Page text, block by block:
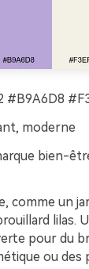
#B9A6D8
moderne
bien-
comme un
lilas.
pour du
ou des